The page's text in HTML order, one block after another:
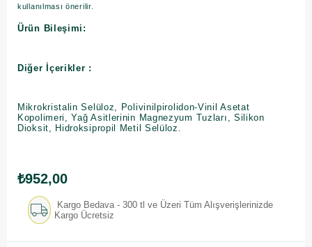
kullanılması önerilir.
Ürün Bileşimi:
Diğer İçerikler :
Mikrokristalin Selüloz, Polivinilpirolidon-Vinil Asetat
Kopolimeri, Yağ Asitlerinin Magnezyum Tuzları, Silikon
Dioksit, Hidroksipropil Metil Selüloz.
₺952,00
Kargo Bedava - 300 tl ve Üzeri Tüm Alışverişlerinizde
Kargo Ücretsiz